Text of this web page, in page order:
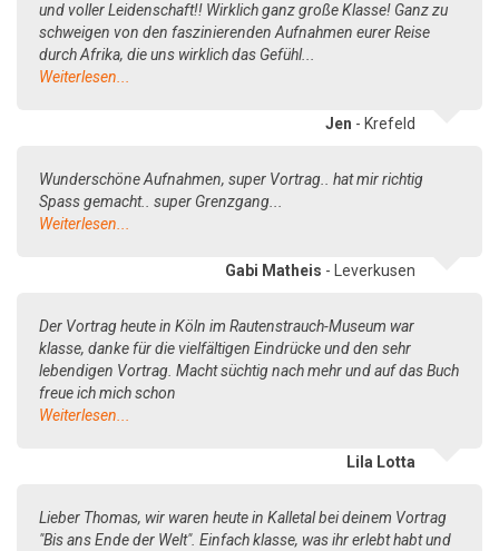
und voller Leidenschaft!! Wirklich ganz große Klasse! Ganz zu
schweigen von den faszinierenden Aufnahmen eurer Reise
durch Afrika, die uns wirklich das Gefühl...
Weiterlesen...
Jen - Krefeld
Wunderschöne Aufnahmen, super Vortrag.. hat mir richtig
Spass gemacht.. super Grenzgang...
Weiterlesen...
Gabi Matheis - Leverkusen
Der Vortrag heute in Köln im Rautenstrauch-Museum war
klasse, danke für die vielfältigen Eindrücke und den sehr
lebendigen Vortrag. Macht süchtig nach mehr und auf das Buch
freue ich mich schon
Weiterlesen...
Lila Lotta
Lieber Thomas, wir waren heute in Kalletal bei deinem Vortrag
"Bis ans Ende der Welt". Einfach klasse, was ihr erlebt habt und